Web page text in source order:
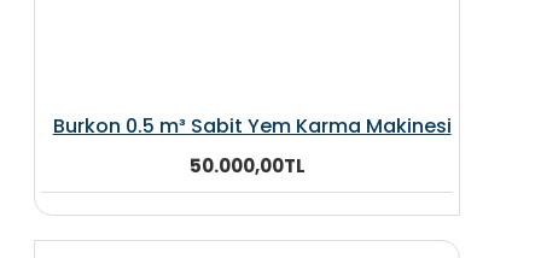
Burkon 0.5 m³ Sabit Yem Karma Makinesi
50.000,00TL